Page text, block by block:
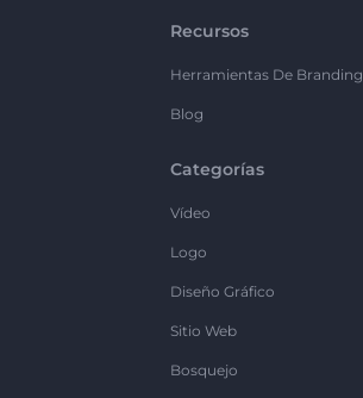
Recursos
Herramientas De Branding
Blog
Categorías
Vídeo
Logo
Diseño Gráfico
Sitio Web
Bosquejo